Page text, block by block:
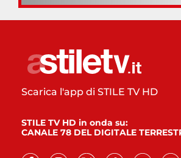
Scarica l'app di STILE TV HD
STILE TV HD in onda su:
CANALE 78 DEL DIGITALE